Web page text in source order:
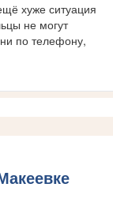
хуже ситуация
не могут
по телефону,